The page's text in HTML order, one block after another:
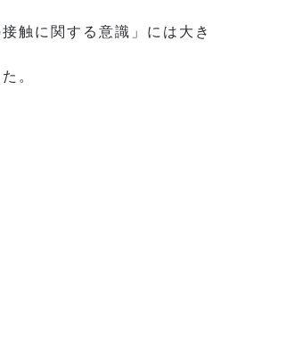
触に関する意識」には大き
。